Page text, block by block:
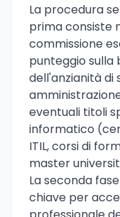
La procedura
prima consiste
commissione
punteggio sulla
dell'anzianità di
eventuali titoli
informatico
ITIL, corsi di
master
La seconda
chiave per